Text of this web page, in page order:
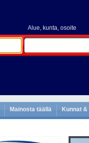
Alue, kunta, osoite
Mainosta täällä Kunnat